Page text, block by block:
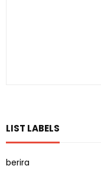
LIST LABELS
berira